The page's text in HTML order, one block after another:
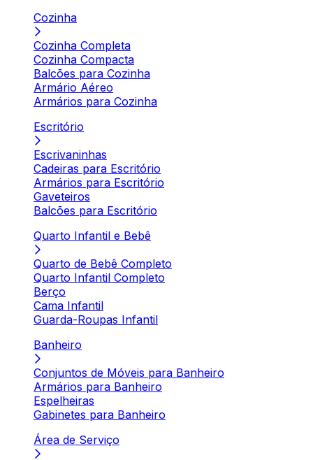
Cozinha
Cozinha Completa
Cozinha Compacta
Balcões para Cozinha
Armário Aéreo
Armários para Cozinha
Escritório
Escrivaninhas
Cadeiras para Escritório
Armários para Escritório
Gaveteiros
Balcões para Escritório
Quarto Infantil e Bebê
Quarto de Bebê Completo
Quarto Infantil Completo
Berço
Cama Infantil
Guarda-Roupas Infantil
Banheiro
Conjuntos de Móveis para Banheiro
Armários para Banheiro
Espelheiras
Gabinetes para Banheiro
Área de Serviço